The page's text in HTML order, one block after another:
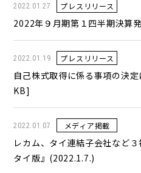
2022.01.27 プレスリリース
2022年９月期第１四半期決算
2022.01.19 プレスリリース
自己株式取得に係る事項の決
KB]
2022.01.07 メディア掲載
レカム、タイ連結子会社など
タイ版』(2022.1.7.)